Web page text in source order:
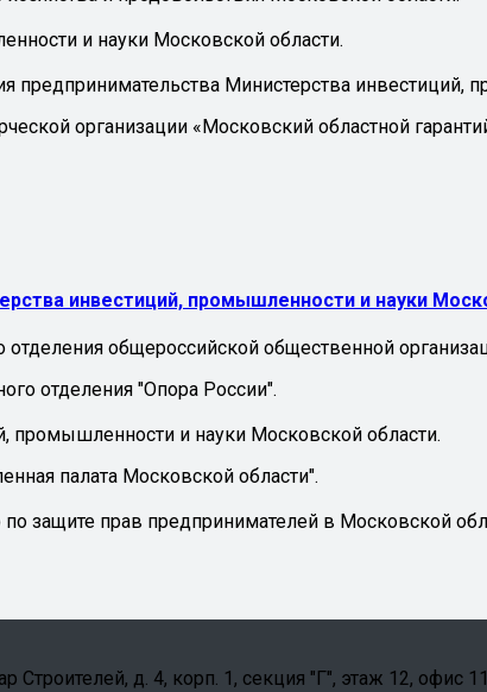
и науки Московской области.
Министерства инвестиций,
организации «Московский областной
инвестиций, промышленности и науки
общероссийской общественной
отделения "Опора России".
промышленности и науки Московской области.
палата Московской области".
защите прав предпринимателей в Московской
д. 4, корп. 1, секция "Г", этаж 12, офис 11